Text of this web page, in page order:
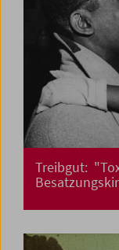
Treibgut: